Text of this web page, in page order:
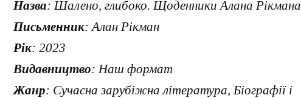
Назва: Шалено, глибоко. Щоденники Алана Рікмана
Письменник: Алан Рікман
Рік: 2023
Видавництво: Наш формат
Жанр: Сучасна зарубіжна література, Біографії і